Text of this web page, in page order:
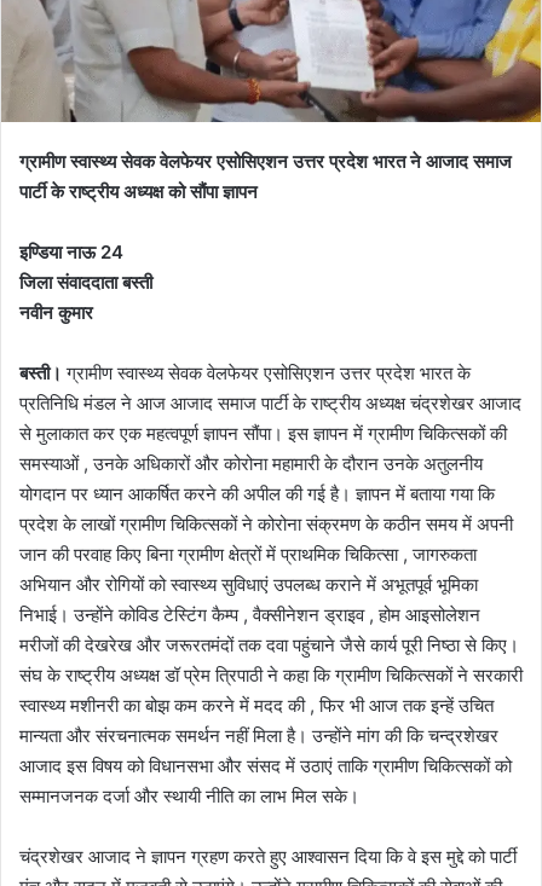
ग्रामीण स्वास्थ्य सेवक वेलफेयर एसोसिएशन उत्तर प्रदेश भारत ने आजाद समाज
पार्टी के राष्ट्रीय अध्यक्ष को सौंपा ज्ञापन
इण्डिया नाऊ 24
जिला संवाददाता बस्ती
नवीन कुमार
बस्ती। ग्रामीण स्वास्थ्य सेवक वेलफेयर एसोसिएशन उत्तर प्रदेश भारत के
प्रतिनिधि मंडल ने आज आजाद समाज पार्टी के राष्ट्रीय अध्यक्ष चंद्रशेखर आजाद
से मुलाकात कर एक महत्वपूर्ण ज्ञापन सौंपा। इस ज्ञापन में ग्रामीण चिकित्सकों की
समस्याओं , उनके अधिकारों और कोरोना महामारी के दौरान उनके अतुलनीय
योगदान पर ध्यान आकर्षित करने की अपील की गई है। ज्ञापन में बताया गया कि
प्रदेश के लाखों ग्रामीण चिकित्सकों ने कोरोना संक्रमण के कठीन समय में अपनी
जान की परवाह किए बिना ग्रामीण क्षेत्रों में प्राथमिक चिकित्सा , जागरुकता
अभियान और रोगियों को स्वास्थ्य सुविधाएं उपलब्ध कराने में अभूतपूर्व भूमिका
निभाई। उन्होंने कोविड टेस्टिंग कैम्प , वैक्सीनेशन ड्राइव , होम आइसोलेशन
मरीजों की देखरेख और जरूरतमंदों तक दवा पहुंचाने जैसे कार्य पूरी निष्ठा से किए।
संघ के राष्ट्रीय अध्यक्ष डॉ प्रेम त्रिपाठी ने कहा कि ग्रामीण चिकित्सकों ने सरकारी
स्वास्थ्य मशीनरी का बोझ कम करने में मदद की , फिर भी आज तक इन्हें उचित
मान्यता और संरचनात्मक समर्थन नहीं मिला है। उन्होंने मांग की कि चन्द्रशेखर
आजाद इस विषय को विधानसभा और संसद में उठाएं ताकि ग्रामीण चिकित्सकों को
सम्मानजनक दर्जा और स्थायी नीति का लाभ मिल सके।
चंद्रशेखर आजाद ने ज्ञापन ग्रहण करते हुए आश्वासन दिया कि वे इस मुद्दे को पार्टी